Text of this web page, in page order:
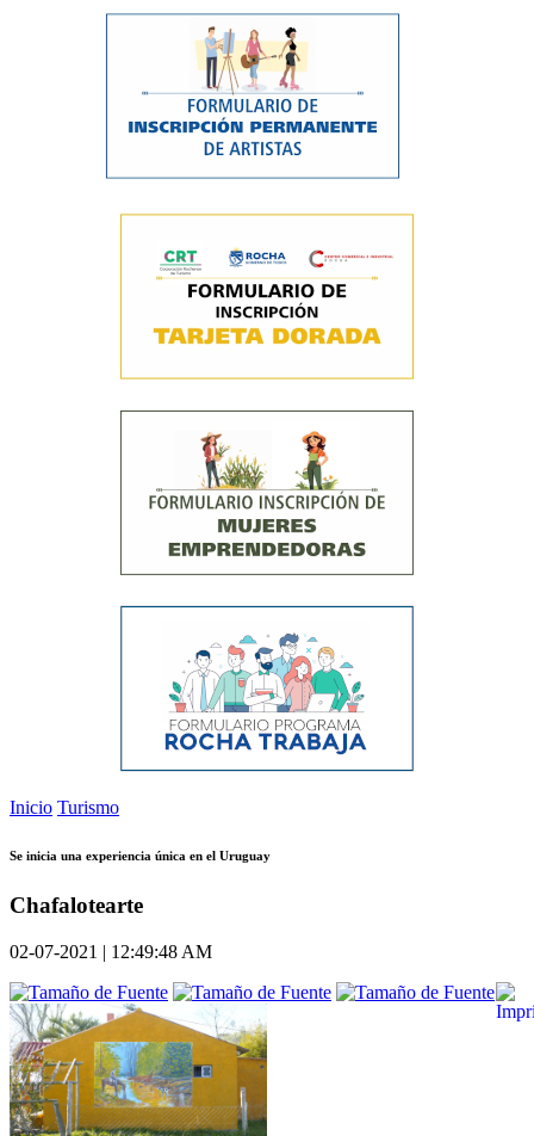
Inicio Turismo
Se inicia una experiencia única en el Uruguay
Chafalotearte
02-07-2021 | 12:49:48 AM